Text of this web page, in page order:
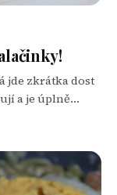
jde zkrátka dost
a je úplně